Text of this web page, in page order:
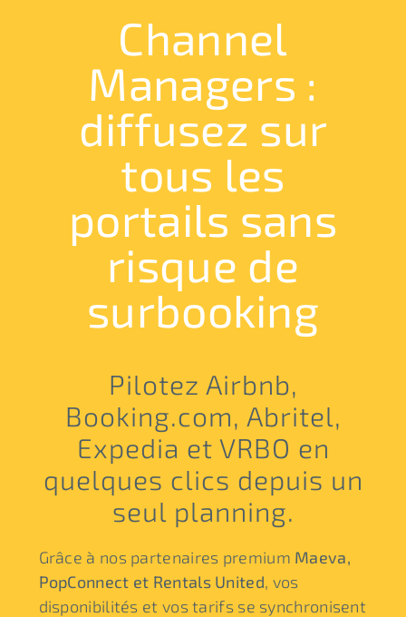
Channel
Managers :
diffusez sur
tous les
portails sans
risque de
surbooking
Pilotez Airbnb,
Booking.com, Abritel,
Expedia et VRBO en
quelques clics depuis un
seul planning.
Grâce à nos partenaires premium Maeva,
PopConnect et Rentals United, vos
disponibilités et vos tarifs se synchronisent